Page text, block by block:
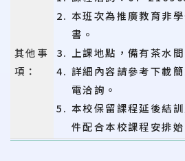
其他事
項：
本班次為推廣教育非
書。
上課地點，備有茶水
詳細內容請參考下載
電洽詢。
本校保留課程延後結
件配合本校課程安排始